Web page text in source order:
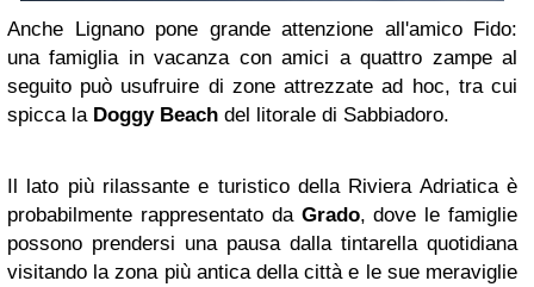
Anche Lignano pone grande attenzione all'amico Fido:
una famiglia in vacanza con amici a quattro zampe al
seguito può usufruire di zone attrezzate ad hoc, tra cui
spicca la Doggy Beach del litorale di Sabbiadoro.
Il lato più rilassante e turistico della Riviera Adriatica è
probabilmente rappresentato da Grado, dove le famiglie
possono prendersi una pausa dalla tintarella quotidiana
visitando la zona più antica della città e le sue meraviglie